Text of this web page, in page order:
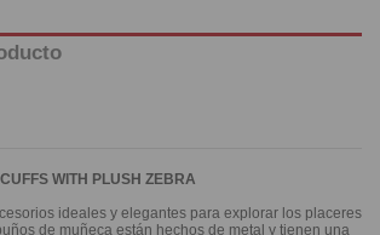
WITH PLUSH ZEBRA
ideales y elegantes para explorar los placeres
de muñeca están hechos de metal y tienen una